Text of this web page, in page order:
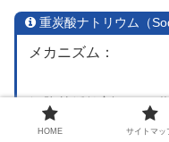
重炭酸ナトリウム（
メカニズム：
細胞外緩衝剤として
し、運動中の筋肉に
HOME サイトマッ